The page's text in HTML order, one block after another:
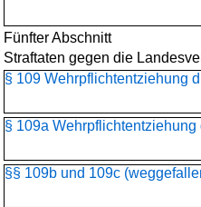
Fünfter Abschnitt
Straftaten gegen die
§ 109 Wehrpflichtentziehung
§ 109a
§§ 109b und 109c